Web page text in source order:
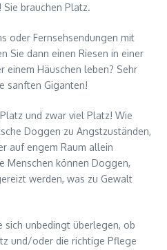
brauchen Platz.
oder Fernsehsendungen mit
Sie dann einen Riesen in einer
einem Häuschen leben? Sehr
sanften Giganten!
und zwar viel Platz! Wie
Doggen zu Angstzuständen,
auf engem Raum allein
Menschen können Doggen,
werden, was zu Gewalt
sich unbedingt überlegen, ob
und/oder die richtige Pflege